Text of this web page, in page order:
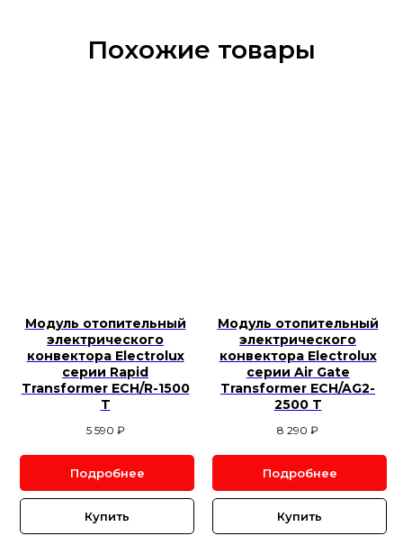
Похожие товары
Модуль отопительный
электрического
конвектора Electrolux
серии Rapid
Transformer ECH/R-1500
T
5 590 ₽
Подробнее
Купить
Модуль отопительный
электрического
конвектора Electrolux
серии Air Gate
Transformer ECH/AG2-
2500 T
8 290 ₽
Подробнее
Купить